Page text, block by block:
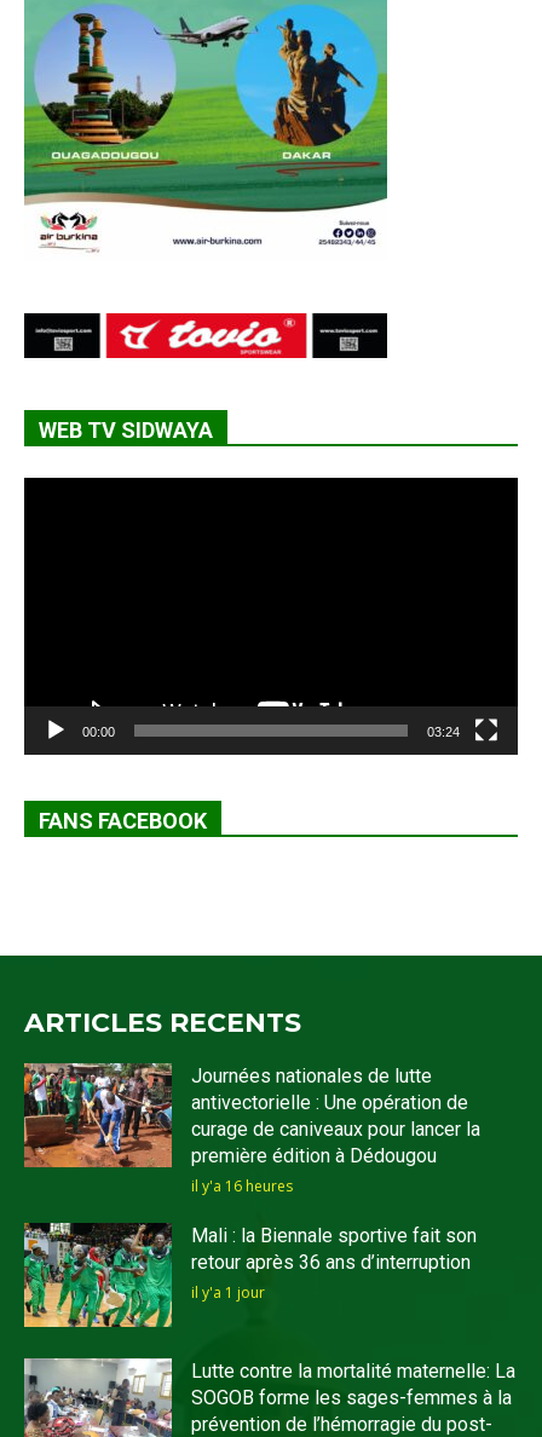
WEB TV SIDWAYA
00:00 03:24
FANS FACEBOOK
ARTICLES RECENTS
Journées nationales de lutte
antivectorielle : Une opération de
curage de caniveaux pour lancer la
première édition à Dédougou
il y'a 16 heures
Mali : la Biennale sportive fait son
retour après 36 ans d’interruption
il y'a 1 jour
Lutte contre la mortalité maternelle: La
SOGOB forme les sages-femmes à la
prévention de l’hémorragie du post-